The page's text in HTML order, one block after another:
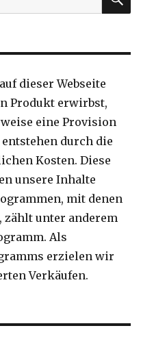
dieser Webseite
Produkt erwirbst,
eine Provision
durch die
Kosten. Diese
unsere Inhalte
mit denen
unter anderem
Als
erzielen wir
Verkäufen.